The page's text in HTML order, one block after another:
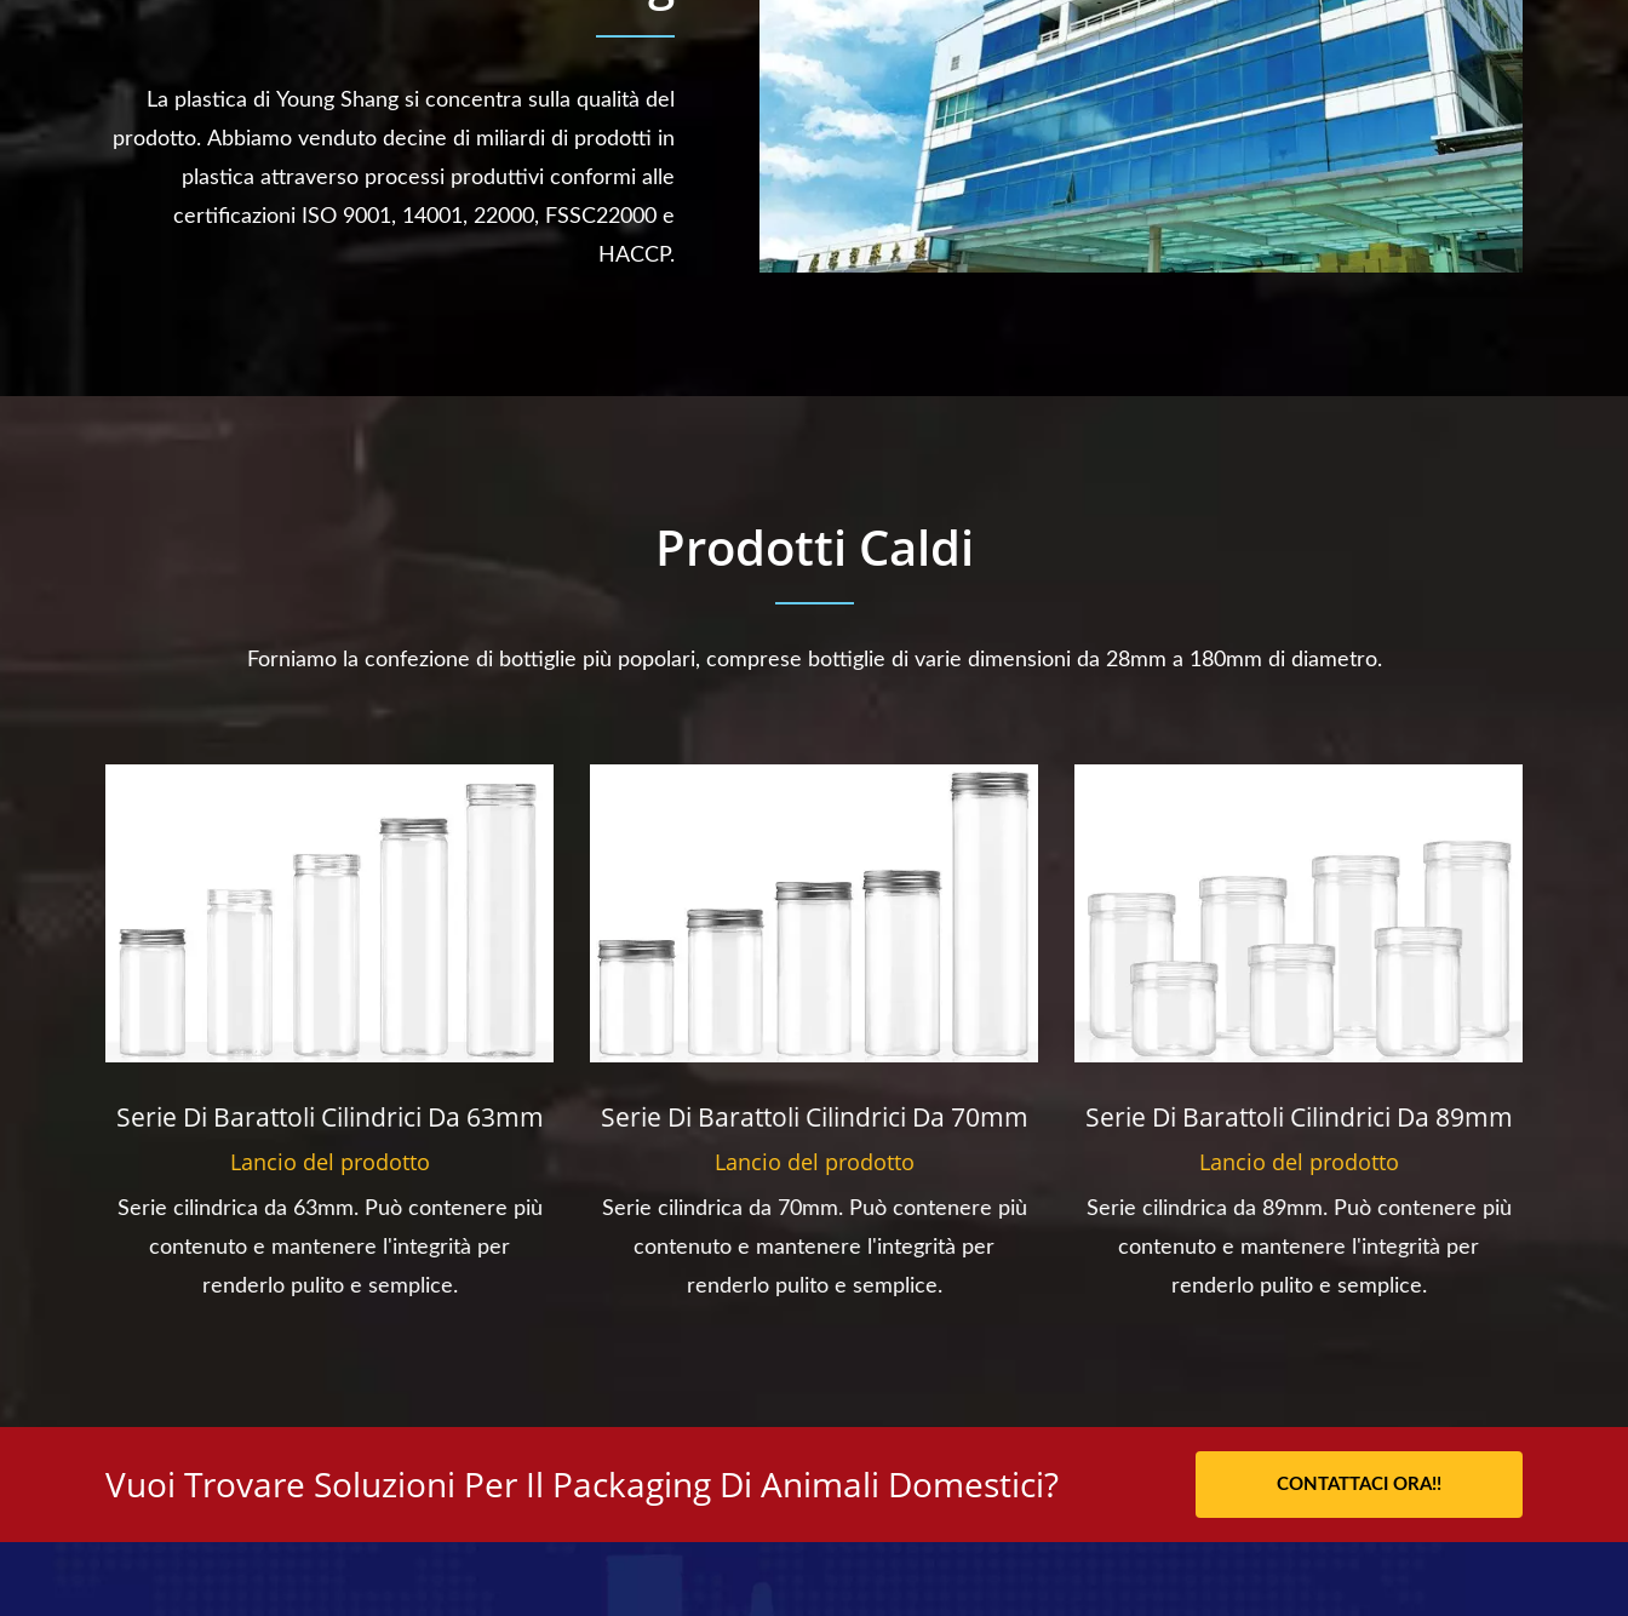
La plastica di Young Shang si concentra sulla qualità del
prodotto. Abbiamo venduto decine di miliardi di prodotti in
plastica attraverso processi produttivi conformi alle
certificazioni ISO 9001, 14001, 22000, FSSC22000 e
HACCP.
Prodotti Caldi
Forniamo la confezione di bottiglie più popolari, comprese bottiglie di varie dimensioni da 28mm a 180mm di diametro.
Serie Di Barattoli Cilindrici Da 63mm
Lancio del prodotto
Serie cilindrica da 63mm. Può contenere più
contenuto e mantenere l'integrità per
renderlo pulito e semplice.
Serie Di Barattoli Cilindrici Da 70mm
Lancio del prodotto
Serie cilindrica da 70mm. Può contenere più
contenuto e mantenere l'integrità per
renderlo pulito e semplice.
Serie Di Barattoli Cilindrici Da 89mm
Lancio del prodotto
Serie cilindrica da 89mm. Può contenere più
contenuto e mantenere l'integrità per
renderlo pulito e semplice.
Vuoi Trovare Soluzioni Per Il Packaging Di Animali Domestici? CONTATTACI ORA!!